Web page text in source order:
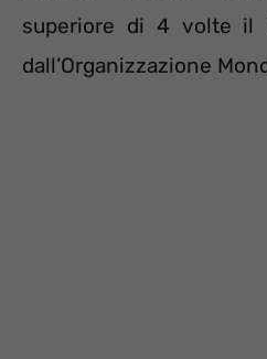
superiore di 4 volte il
dall’Organizzazione